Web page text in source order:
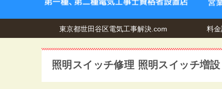
東京都世田谷区電気工事解決.com 料
照明スイッチ修理 照明スイッチ増